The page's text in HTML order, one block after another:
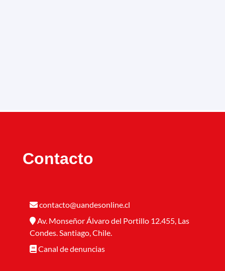
Contacto
contacto@uandesonline.cl
Av. Monseñor Álvaro del Portillo 12.455, Las
Condes. Santiago, Chile.
Canal de denuncias